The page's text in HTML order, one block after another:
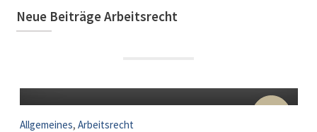
Neue Beiträge Arbeitsrecht
22
Allgemeines, Arbeitsrecht